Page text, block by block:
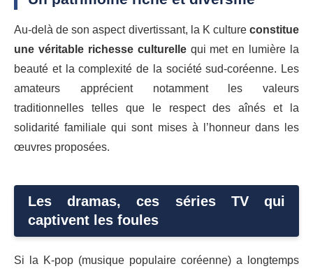
Au-delà de son aspect divertissant, la K cultureconstitue
une véritable richesse culturellequi met en lumière la
beauté et la complexité de la société sud-coréenne. Les
amateurs apprécient notamment les valeurs
traditionnelles telles que le respect des aînés et la
solidarité familiale qui sont mises à l’honneur dans les
œuvres proposées.
Les dramas, ces séries TV qui
captivent les foules
Si la K-pop (musique populaire coréenne) a longtemps